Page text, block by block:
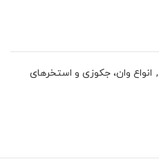
, انواع وان، جکوزی و استخرهای